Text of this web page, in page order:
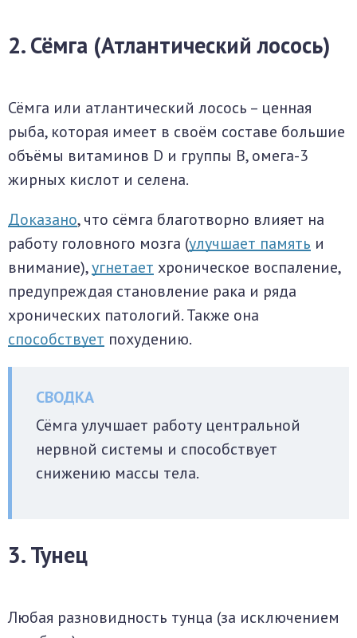
2. Сёмга (Атлантический лосось)
Сёмга или атлантический лосось – ценная
рыба, которая имеет в своём составе большие
объёмы витаминов D и группы B, омега-3
жирных кислот и селена.
Доказано, что сёмга благотворно влияет на
работу головного мозга (улучшает память и
внимание),угнетает хроническое воспаление,
предупреждая становление рака и ряда
хронических патологий. Также она
способствует похудению.
Сёмга улучшает работу центральной
нервной системы и способствует
снижению массы тела.
3. Тунец
Любая разновидность тунца (за исключением